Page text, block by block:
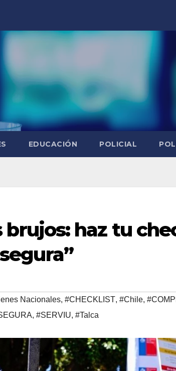
EDUCACIÓN POLICIAL
brujos: haz tu
Nacionales, #CHECKLIST, #Chile,
, #SERVIU, #Talca